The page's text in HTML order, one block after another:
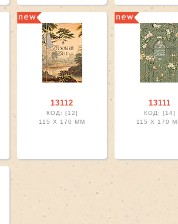
13112
КОД: [12]
115 X 170 ММ
13111
КОД: [14]
115 X 170